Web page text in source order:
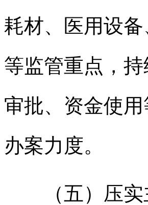
耗材、医用设
等监管重点，
审批、资金使
办案力度。
（五）压实